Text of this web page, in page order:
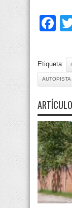
Etiqueta:
AUTOPISTA